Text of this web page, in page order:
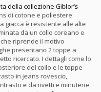
della collezione Giblor’s
di cotone e poliestere
giacca è resistente alle alte
da un collo coreano e
riprende il motivo
presentano 2 toppe a
ricercato. I dettagli come lo
del collo e le toppe
in jeans rovescio,
e da rivetti e minuterie